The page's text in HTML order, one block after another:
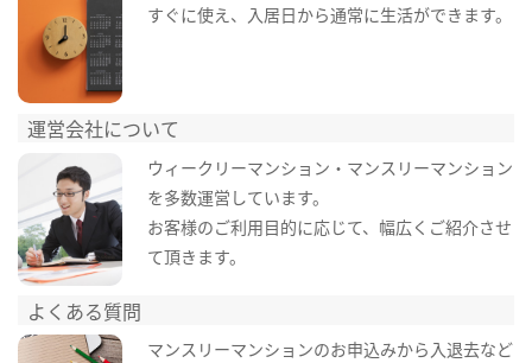
すぐに使え、入居日から通常に生活ができます。
運営会社について
ウィークリーマンション・マンスリーマンション
を多数運営しています。
お客様のご利用目的に応じて、幅広くご紹介させ
て頂きます。
よくある質問
マンスリーマンションのお申込みから入退去など